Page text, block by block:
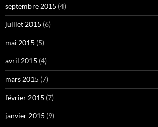
septembre 2015 (4)
juillet 2015 (6)
mai 2015 (5)
avril 2015 (4)
mars 2015 (7)
février 2015 (7)
janvier 2015 (9)